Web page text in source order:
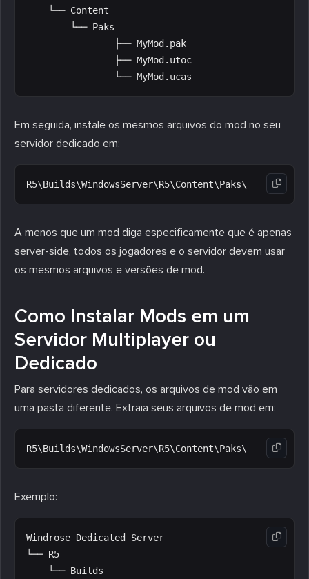
    └── Content
        └── Paks
                ├── MyMod.pak
                ├── MyMod.utoc
Em seguida, instale os mesmos arquivos do mod no seu
servidor dedicado em:
A menos que um mod diga especificamente que é apenas
server-side, todos os jogadores e o servidor devem usar
os mesmos arquivos e versões de mod.
Como Instalar Mods em um
Servidor Multiplayer ou
Dedicado
Para servidores dedicados, os arquivos de mod vão em
uma pasta diferente. Extraia seus arquivos de mod em:
Exemplo:
Windrose Dedicated Server
└── R5
    └── Builds